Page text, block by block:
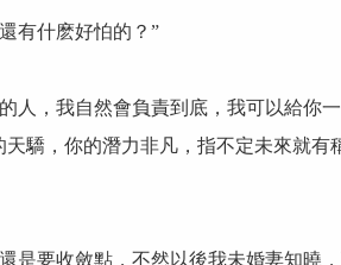
有什麽好怕的？”
，我自然會負責到底，我可以給你
驕，你的潛力非凡，指不定未來就有
要收斂點，不然以後我未婚妻知曉